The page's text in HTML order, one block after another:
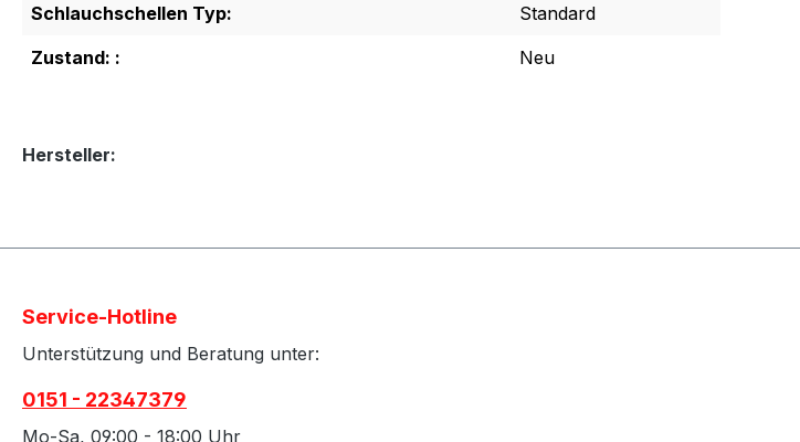
Schlauchschellen Typ:
Standard
Zustand: :
Neu
Hersteller:
Service-Hotline
Unterstützung und Beratung unter:
0151 - 22347379
Mo-Sa, 09:00 - 18:00 Uhr